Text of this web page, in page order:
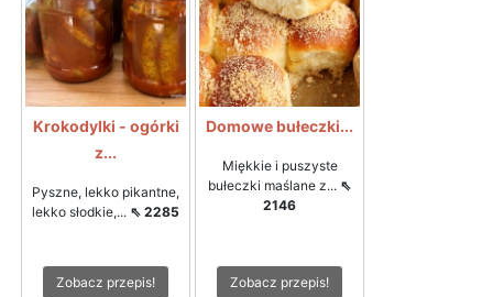
Krokodylki - ogórki
z...
Pyszne, lekko pikantne,
lekko słodkie,... ⇖ 2285
Zobacz przepis!
Domowe bułeczki...
Miękkie i puszyste
bułeczki maślane z... ⇖
2146
Zobacz przepis!